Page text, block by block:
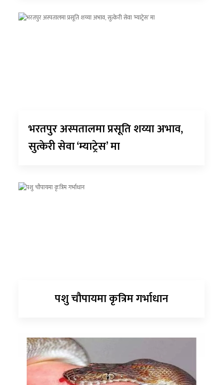
भरतपुर अस्पतालमा प्रसूति शय्या अभाव,
सुत्केरी सेवा ‘म्याट्रेस’ मा
पशु चौपायमा कृत्रिम गर्भाधान